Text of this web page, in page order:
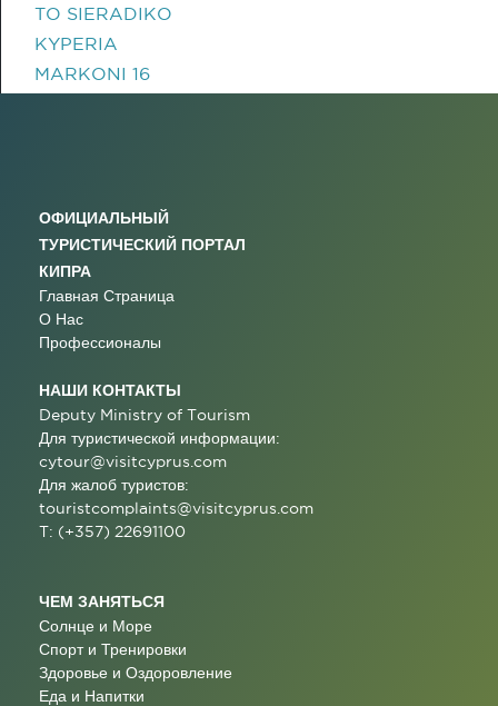
TO SIERADIKO
KYPERIA
MARKONI 16
ОФИЦИАЛЬНЫЙ
ТУРИСТИЧЕСКИЙ ПОРТАЛ
КИПРА
Главная Страница
О Нас
Профессионалы
НАШИ КОНТАКТЫ
Deputy Ministry of Tourism
Для туристической информации:
cytour@visitcyprus.com
Для жалоб туристов:
touristcomplaints@visitcyprus.com
T: (+357) 22691100
ЧЕМ ЗАНЯТЬСЯ
Солнце и Море
Спорт и Тренировки
Здоровье и Оздоровление
Еда и Напитки